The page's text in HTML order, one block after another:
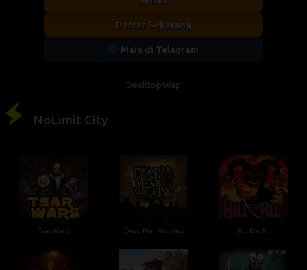
Daftar Sekarang
Main di Telegram
DesktopWap
NoLimit City
Tsar Wars Dead Men Walking Kill Em All